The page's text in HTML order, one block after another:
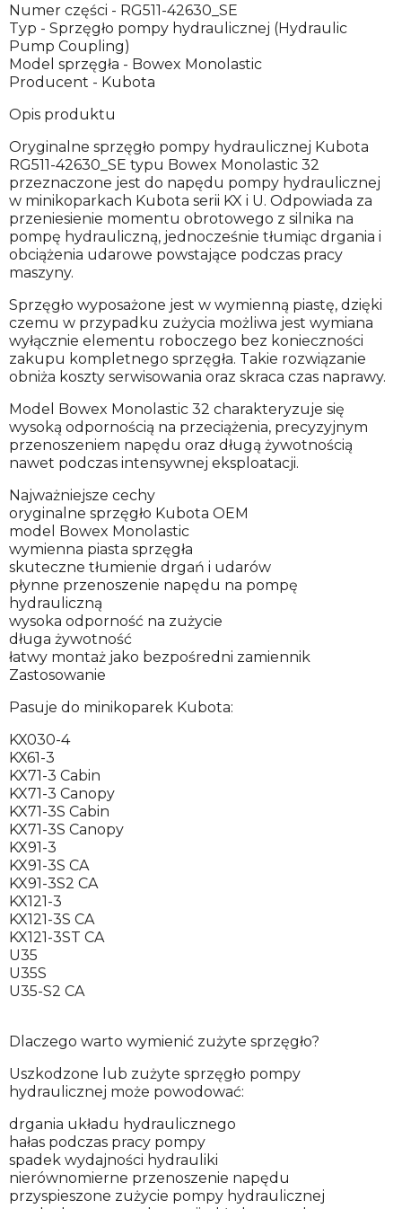
Numer części - RG511-42630_SE
Typ - Sprzęgło pompy hydraulicznej (Hydraulic
Pump Coupling)
Model sprzęgła - Bowex Monolastic
Producent - Kubota
Opis produktu
Oryginalne sprzęgło pompy hydraulicznej Kubota
RG511-42630_SE typu Bowex Monolastic 32
przeznaczone jest do napędu pompy hydraulicznej
w minikoparkach Kubota serii KX i U. Odpowiada za
przeniesienie momentu obrotowego z silnika na
pompę hydrauliczną, jednocześnie tłumiąc drgania i
obciążenia udarowe powstające podczas pracy
maszyny.
Sprzęgło wyposażone jest w wymienną piastę, dzięki
czemu w przypadku zużycia możliwa jest wymiana
wyłącznie elementu roboczego bez konieczności
zakupu kompletnego sprzęgła. Takie rozwiązanie
obniża koszty serwisowania oraz skraca czas naprawy.
Model Bowex Monolastic 32 charakteryzuje się
wysoką odpornością na przeciążenia, precyzyjnym
przenoszeniem napędu oraz długą żywotnością
nawet podczas intensywnej eksploatacji.
Najważniejsze cechy
oryginalne sprzęgło Kubota OEM
model Bowex Monolastic
wymienna piasta sprzęgła
skuteczne tłumienie drgań i udarów
płynne przenoszenie napędu na pompę
hydrauliczną
wysoka odporność na zużycie
długa żywotność
łatwy montaż jako bezpośredni zamiennik
Zastosowanie
Pasuje do minikoparek Kubota:
KX030-4
KX61-3
KX71-3 Cabin
KX71-3 Canopy
KX71-3S Cabin
KX71-3S Canopy
KX91-3
KX91-3S CA
KX91-3S2 CA
KX121-3
KX121-3S CA
KX121-3ST CA
U35
U35S
U35-S2 CA
Dlaczego warto wymienić zużyte sprzęgło?
Uszkodzone lub zużyte sprzęgło pompy
hydraulicznej może powodować:
drgania układu hydraulicznego
hałas podczas pracy pompy
spadek wydajności hydrauliki
nierównomierne przenoszenie napędu
przyspieszone zużycie pompy hydraulicznej